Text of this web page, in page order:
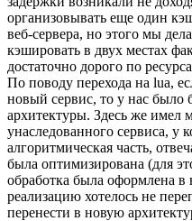
организовывать еще один
веб-сервера, но этого мы
кэшировать в двух местах
достаточно дорого по
По поводу перехода на lua,
новый сервис, то у нас было
архитектуры. Здесь же имел
унаследованного сервиса, у
алгоритмическая часть,
была оптимизирована (для
обработка была оформлена
реализацию хотелось не
перенести в новую